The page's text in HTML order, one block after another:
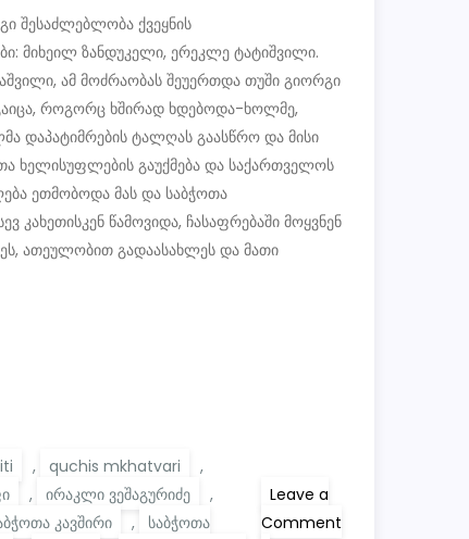
შესაძლებლობა ქვეყნის
მიხეილ ზანდუკელი, ერეკლე ტატიშვილი.
ამ მოძრაობას შეუერთდა თუში გიორგი
გაიცა, როგორც ხშირად ხდებოდა-ხოლმე,
დაპატიმრების ტალღას გაასწრო და მისი
ხელისუფლების გაუქმება და საქართველოს
ეთმობოდა მას და საბჭოთა
კახეთისკენ წამოვიდა, ჩასაფრებაში მოყვნენ
ათეულობით გადაასახლეს და მათი
, quchis mkhatvari
,
, ირაკლი ვეშაგურიძე
,
კავშირი ,
საბჭოთა
Leave a
Comment